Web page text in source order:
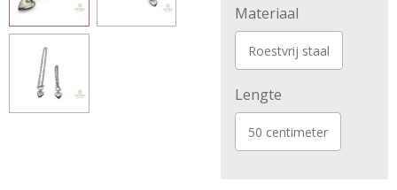
Materiaal
Roestvrij staal
Lengte
50 centimeter